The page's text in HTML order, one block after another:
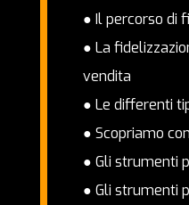
● Il percorso di
● La
vendita
● Le differenti
● Scopriamo
● Gli strumenti
● Gli strumenti